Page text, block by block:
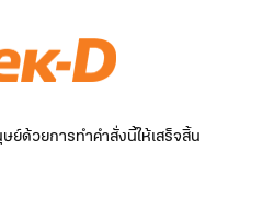
ย์ด้วยการทำคำสั่งนี้ให้เสร็จสิ้น